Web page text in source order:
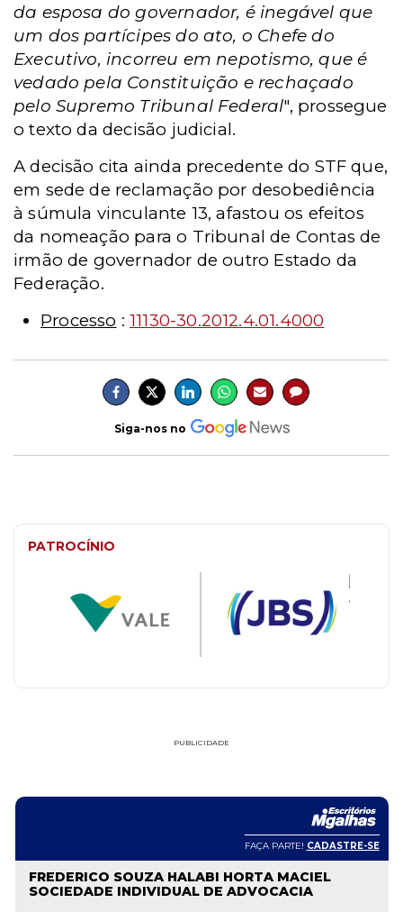
da esposa do governador, é inegável que
um dos partícipes do ato, o Chefe do
Executivo, incorreu em nepotismo, que é
vedado pela Constituição e rechaçado
pelo Supremo Tribunal Federal", prossegue
o texto da decisão judicial.
A decisão cita ainda precedente do STF que,
em sede de reclamação por desobediência
à súmula vinculante 13, afastou os efeitos
da nomeação para o Tribunal de Contas de
irmão de governador de outro Estado da
Federação.
Processo :11130-30.2012.4.01.4000
Siga-nos no
PATROCÍNIO
PUBLICIDADE
FAÇA PARTE! CADASTRE-SE
FREDERICO SOUZA HALABI HORTA MACIEL
SOCIEDADE INDIVIDUAL DE ADVOCACIA